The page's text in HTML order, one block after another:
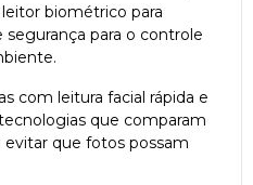
biométrico para
para o controle
com leitura facial rápida e
que comparam
evitar que fotos possam